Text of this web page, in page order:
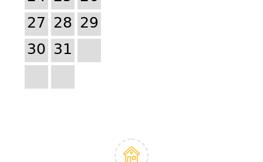
27 28 29
30 31